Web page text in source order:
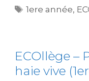
1ere année,
ECOllège –
haie vive